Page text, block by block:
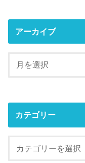
アーカイブ
カテゴリー